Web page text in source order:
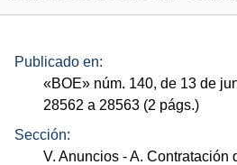
Publicado en:
«BOE» núm. 140, de 13 de
28562 a 28563 (2 págs.)
Sección:
V. Anuncios - A. Contratación